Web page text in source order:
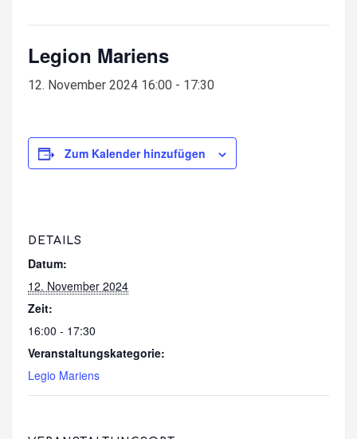
Legion Mariens
12. November 2024 16:00 - 17:30
Zum Kalender hinzufügen
DETAILS
Datum:
12. November 2024
Zeit:
16:00 - 17:30
Veranstaltungskategorie:
Legio Mariens